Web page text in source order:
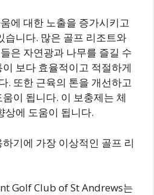
에 대한 노출을 증가시키고
습니다. 많은 골프 리조트와
은 자연광과 나무를 즐길 수
보다 효율적이고 적절하게
. 또한 근육의 톤을 개선하고
이 됩니다. 이 보충제는 체
상에 도움이 됩니다.
기에 가장 이상적인 골프 리
Golf Club of St Andrews는